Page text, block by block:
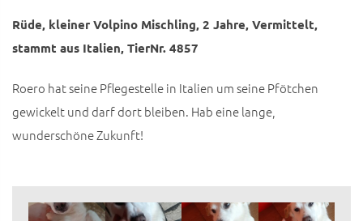
Rüde, kleiner Volpino Mischling, 2 Jahre, Vermittelt,
stammt aus Italien, TierNr. 4857
Roero hat seine Pflegestelle in Italien um seine Pfötchen
gewickelt und darf dort bleiben. Hab eine lange,
wunderschöne Zukunft!